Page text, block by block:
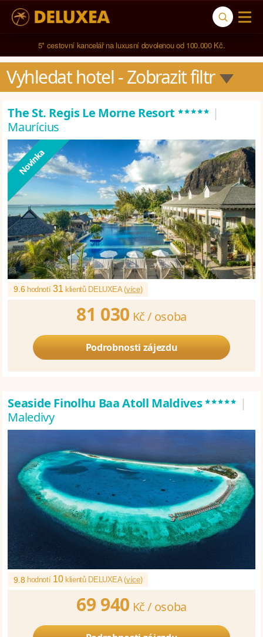
Navštívili jsme 791 hotelů ve 123 zemích světa.
Vyhledat hotel - Zobrazit filtr
The St. Regis Le Morne Resort ***** |
Maurícius
9.6 hodnotí31 klientů DELUXEA (více)
81 030 Kč / osoba
Podrobnosti zájezdu
Seaside Finolhu Baa Atoll Maldives***** |
Maledivy
9.8 hodnotí 10klientů DELUXEA (více)
69 940 Kč / osoba